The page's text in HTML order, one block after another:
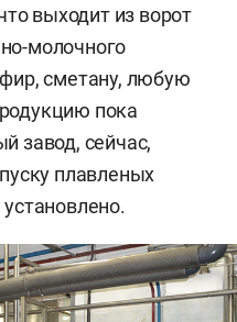
выходит из ворот
молочного
сметану, любую
пока
завод, сейчас,
плавленых